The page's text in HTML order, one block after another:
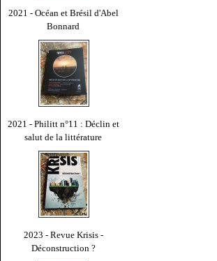
2021 - Océan et Brésil d'Abel
Bonnard
2021 - Philitt n°11 : Déclin et
salut de la littérature
2023 - Revue Krisis -
Déconstruction ?